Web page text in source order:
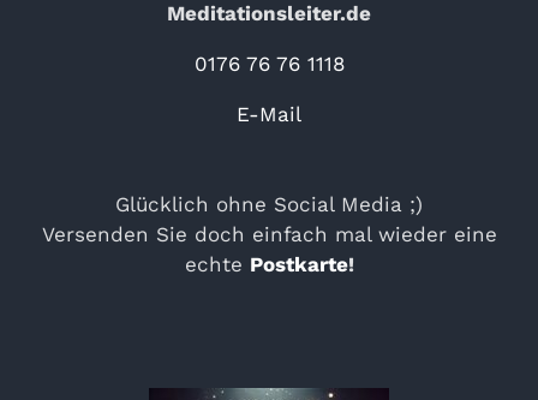
Meditationsleiter.de
0176 76 76 1118
E-Mail
Glücklich ohne Social Media ;)
Versenden Sie doch einfach mal wieder eine
echte Postkarte!